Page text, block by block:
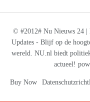
© #2012# Nu Nieuws 24 |
Updates - Blijf op de
wereld. NU.nl biedt
actueel!
Buy Now